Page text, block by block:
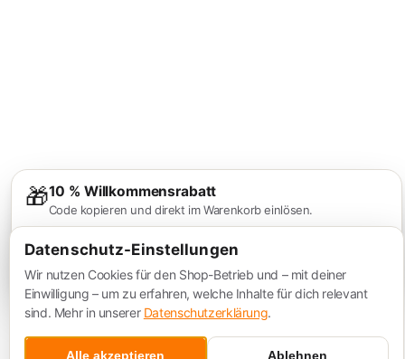
🎁10 % Willkommensrabatt
Code kopieren und direkt im Warenkorb einlösen.
Wir halten ihn dir04:52bereit.
Ja, 10 % nutzen Nein, danke
Datenschutz-Einstellungen
Wir nutzen Cookies für den Shop-Betrieb und – mit deiner
Einwilligung – um zu erfahren, welche Inhalte für dich relevant
sind. Mehr in unserer Datenschutzerklärung.
Alle akzeptieren Ablehnen